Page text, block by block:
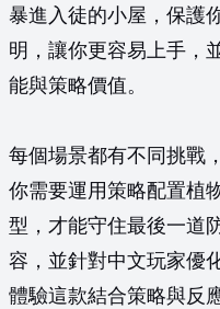
暴進入徒的小屋，保護
明，讓你更容易上手，
能與策略價值。
每個場景都有不同挑戰
你需要運用策略配置植
型，才能守住最後一道
容，並針對中文玩家優
體驗這款結合策略與反